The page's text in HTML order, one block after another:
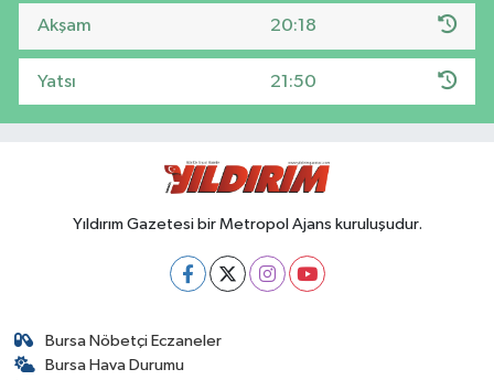
Akşam 20:18
Yatsı 21:50
Yıldırım Gazetesi bir Metropol Ajans kuruluşudur.
Bursa Nöbetçi Eczaneler
Bursa Hava Durumu